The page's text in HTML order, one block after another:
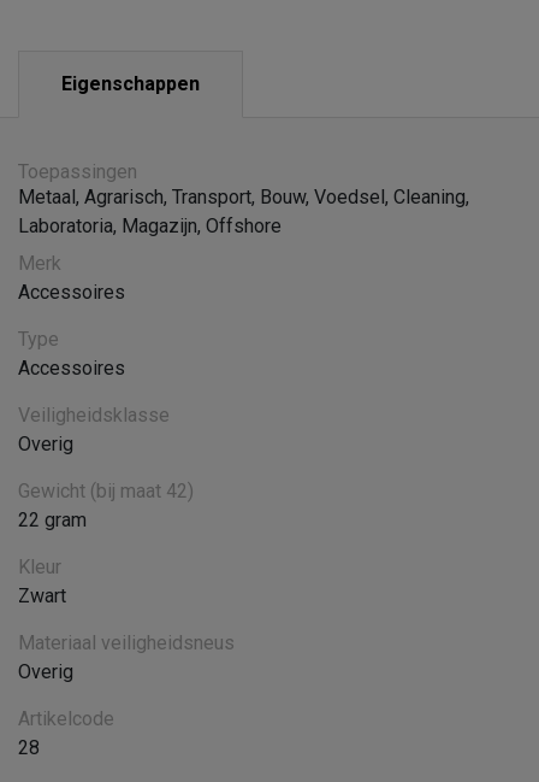
Eigenschappen
Toepassingen
Metaal , Agrarisch, Transport, Bouw, Voedsel , Cleaning,
Laboratoria, Magazijn, Offshore
Merk
Accessoires
Type
Accessoires
Veiligheidsklasse
Overig
Gewicht (bij maat 42)
22 gram
Kleur
Zwart
Materiaal veiligheidsneus
Overig
Artikelcode
28